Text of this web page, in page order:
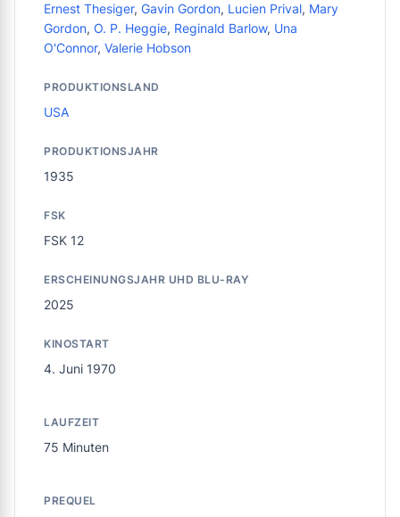
Ernest Thesiger, Gavin Gordon, Lucien Prival, Mary
Gordon, O. P. Heggie, Reginald Barlow, Una
O'Connor, Valerie Hobson
PRODUKTIONSLAND
USA
PRODUKTIONSJAHR
1935
FSK
FSK 12
ERSCHEINUNGSJAHR UHD BLU-RAY
2025
KINOSTART
4. Juni 1970
LAUFZEIT
75 Minuten
PREQUEL